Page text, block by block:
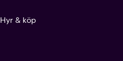
Hyr & köp